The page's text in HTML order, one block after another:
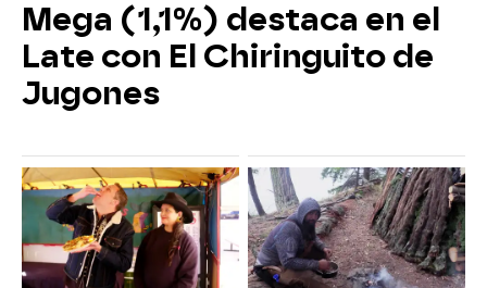
Mega (1,1%) destaca en el
Late con El Chiringuito de
Jugones